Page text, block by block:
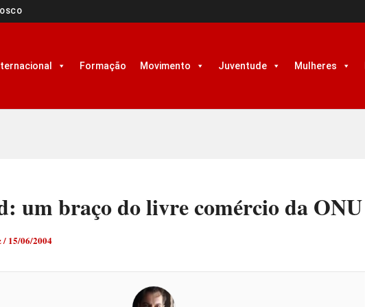
Formação Movimento Juventude Mulheres
um braço do livre comércio da ONU
/ 15/06/2004